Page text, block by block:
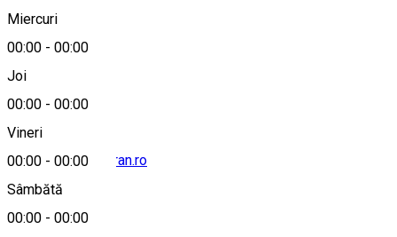
Miercuri
00:00 - 00:00
Joi
00:00 - 00:00
Vineri
00:00 - 00:00
Sâmbătă
00:00 - 00:00
contact@plaidinbran.ro